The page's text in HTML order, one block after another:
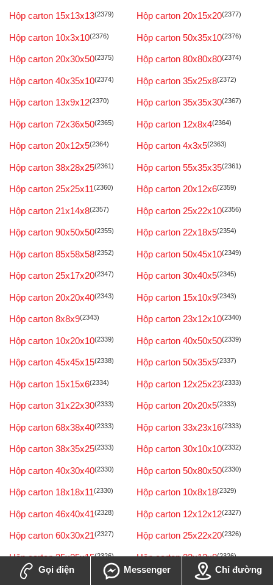
Hộp carton 15x13x13(2379) Hộp carton 20x15x20(2377)
Hộp carton 10x3x10(2376) Hộp carton 50x35x10(2376)
Hộp carton 20x30x50(2375) Hộp carton 80x80x80(2374)
Hộp carton 40x35x10(2374) Hộp carton 35x25x8(2372)
Hộp carton 13x9x12(2370) Hộp carton 35x35x30(2367)
Hộp carton 72x36x50(2365) Hộp carton 12x8x4(2364)
Hộp carton 20x12x5(2364) Hộp carton 4x3x5(2363)
Hộp carton 38x28x25(2361) Hộp carton 55x35x35(2361)
Hộp carton 25x25x11(2360) Hộp carton 20x12x6(2359)
Hộp carton 21x14x8(2357) Hộp carton 25x22x10(2356)
Hộp carton 90x50x50(2355) Hộp carton 22x18x5(2354)
Hộp carton 85x58x58(2352) Hộp carton 50x45x10(2349)
Hộp carton 25x17x20(2347) Hộp carton 30x40x5(2345)
Hộp carton 20x20x40(2343) Hộp carton 15x10x9(2343)
Hộp carton 8x8x9(2343) Hộp carton 23x12x10(2340)
Hộp carton 10x20x10(2339) Hộp carton 40x50x50(2339)
Hộp carton 45x45x15(2338) Hộp carton 50x35x5(2337)
Hộp carton 15x15x6(2334) Hộp carton 12x25x23(2333)
Hộp carton 31x22x30(2333) Hộp carton 20x20x5(2333)
Hộp carton 68x38x40(2333) Hộp carton 33x23x16(2333)
Hộp carton 38x35x25(2333) Hộp carton 30x10x10(2332)
Hộp carton 40x30x40(2330) Hộp carton 50x80x50(2330)
Hộp carton 18x18x11(2330) Hộp carton 10x8x18(2329)
Hộp carton 46x40x41(2328) Hộp carton 12x12x12(2327)
Hộp carton 60x30x21(2327) Hộp carton 25x22x20(2326)
Hộp carton 35x25x15(2326) Hộp carton 23x12x8(2326)
Hộp carton 100x80x7 (2325) Hộp carton 90x15x10
Gọi điện Messenger Chỉ đường